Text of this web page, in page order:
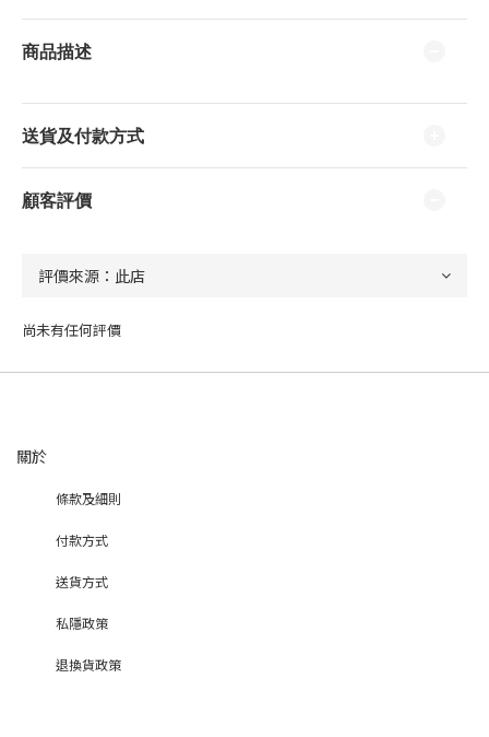
商品描述
送貨及付款方式
顧客評價
尚未有任何評價
關於
條款及細則
付款方式
送貨方式
私隱政策
退換貨政策